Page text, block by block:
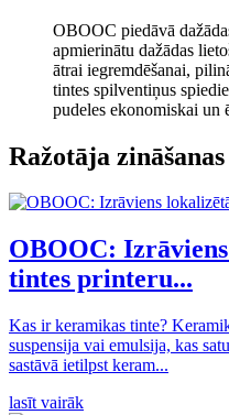
OBOOC piedāvā
apmierinātu dažādas
ātrai iegremdēšanai,
tintes spilventiņus
pudeles ekonomiskai un
Ražotāja zināšanas
OBOOC:
tintes printeru...
Kas ir keramikas tinte?
suspensija vai emulsija, kas
sastāvā ietilpst keram...
lasīt vairāk